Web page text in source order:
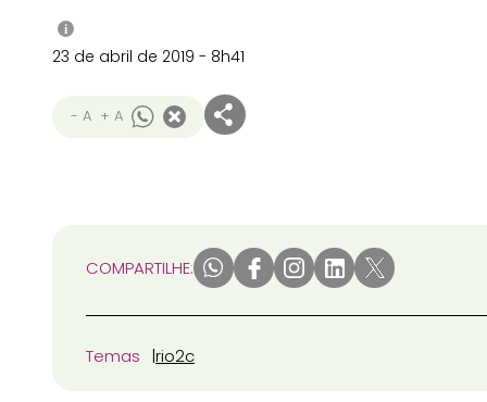
i
23 de abril de 2019 - 8h41
- A + A
COMPARTILHE:
Temas rio2c